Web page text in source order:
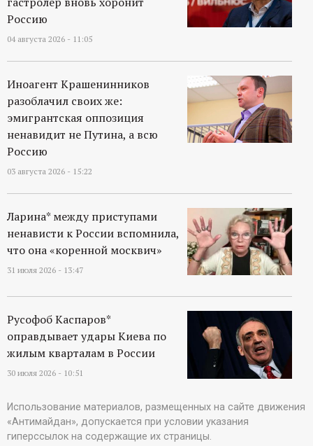
Россию
04 августа 2026 - 11:05
Иноагент Крашенинников
разоблачил своих же:
эмигрантская оппозиция
ненавидит не Путина, а всю
Россию
03 августа 2026 - 15:22
Ларина* между приступами
ненависти к России вспомнила,
что она «коренной москвич»
31 июля 2026 - 13:47
Русофоб Каспаров*
оправдывает удары Киева по
жилым кварталам в России
30 июля 2026 - 10:51
Использование материалов, размещенных на сайте движения
«Антимайдан», допускается при условии указания
гиперссылок на содержащие их страницы.